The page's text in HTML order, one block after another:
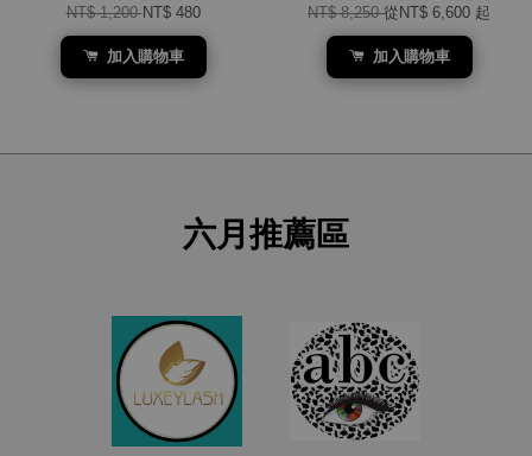
NT$ 1,200NT$ 480
加入購物車
NT$ 8,250從 NT$ 6,600 起
加入購物車
六月推薦區